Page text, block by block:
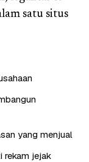
satu situs
yang menjual
rekam jejak